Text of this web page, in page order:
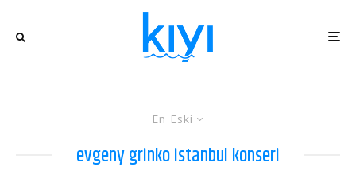
En Eski
evgeny grinko istanbul konseri